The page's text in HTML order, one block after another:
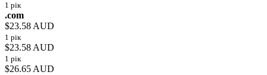
1 рік
.com
$23.58 AUD
1 рік
$23.58 AUD
1 рік
$26.65 AUD